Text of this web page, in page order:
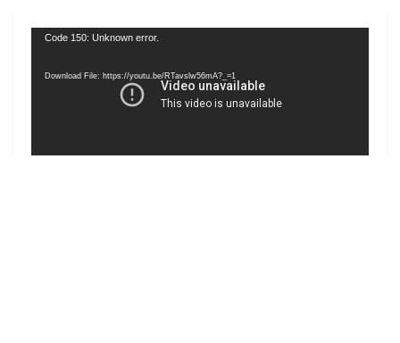
Video
Code 150: Unknown error.
Download File: https://youtu.be/RTavslw56mA?_=1